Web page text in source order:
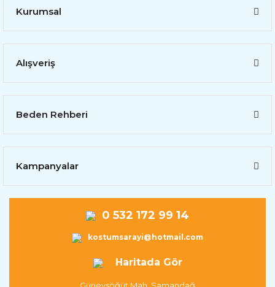
Kurumsal
Alışveriş
Beden Rehberi
Kampanyalar
0 532 172 99 14
kostumsarayi@hotmail.com
Haritada Gör